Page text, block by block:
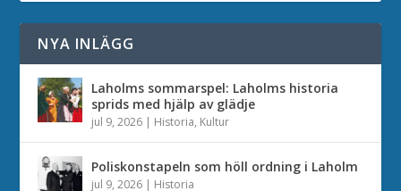
NYA INLÄGG
Laholms sommarspel: Laholms historia
sprids med hjälp av glädje
jul 9, 2026 | Historia, Kultur
Poliskonstapeln som höll ordning i Laholm
jul 9, 2026 | Historia